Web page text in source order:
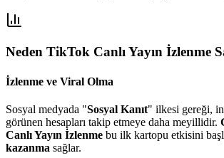
Neden TikTok Canlı Yayın İzlenme
İzlenme ve Viral Olma
Sosyal medyada "Sosyal Kanıt" ilkesi gereği,
görünen hesapları takip etmeye daha meyillidir.
Canlı Yayın İzlenme bu ilk kartopu etkisini
kazanma sağlar.